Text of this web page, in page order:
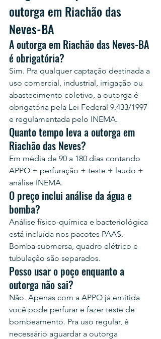
outorga em Riachão das
Neves-BA
A outorga em Riachão das Neves-BA
é obrigatória?
Sim. Pra qualquer captação destinada a
uso comercial, industrial, irrigação ou
abastecimento coletivo, a outorga é
obrigatória pela Lei Federal 9.433/1997
e regulamentada pelo INEMA.
Quanto tempo leva a outorga em
Riachão das Neves?
Em média de 90 a 180 dias contando
APPO + perfuração + teste + laudo +
análise INEMA.
O preço inclui análise da água e
bomba?
Análise físico-química e bacteriológica
está incluída nos pacotes PAAS.
Bomba submersa, quadro elétrico e
tubulação são separados.
Posso usar o poço enquanto a
outorga não sai?
Não. Apenas com a APPO já emitida
você pode perfurar e fazer teste de
bombeamento. Pra uso regular, é
necessário aguardar a outorga